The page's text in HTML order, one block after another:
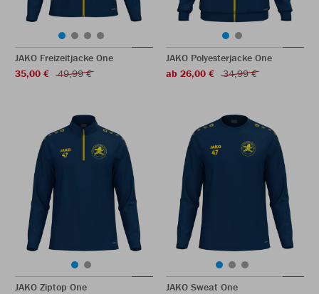
JAKO Freizeitjacke One
35,00 €
49,99 €
JAKO Polyesterjacke One
ab 26,00 €
34,99 €
JAKO Ziptop One JAKO Sweat One